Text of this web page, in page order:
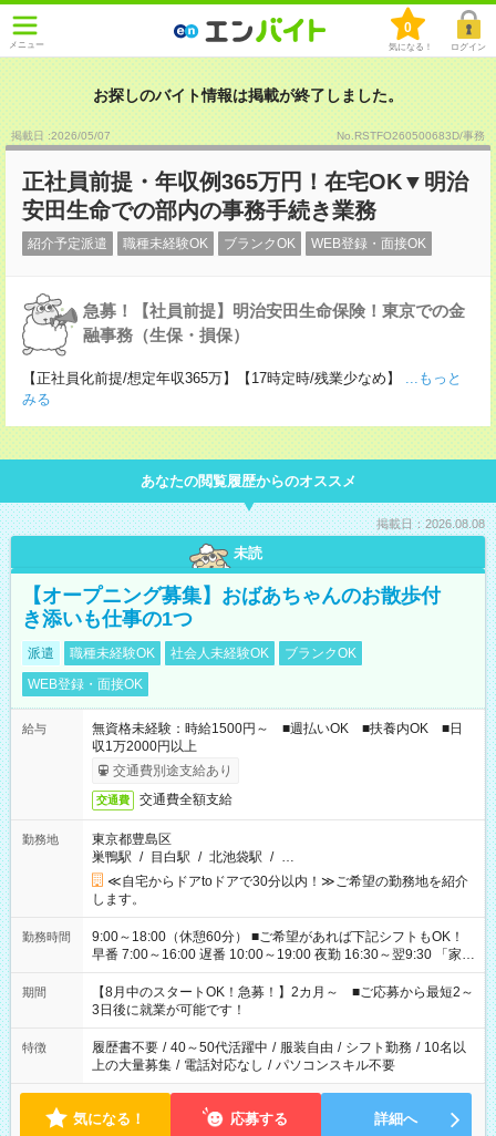
メニュー
0
気になる！ ログイン
お探しのバイト情報は掲載が終了しました。
掲載日 :2026/05/07 No.RSTFO260500683D/事務
正社員前提・年収例365万円！在宅OK▼明治
安田生命での部内の事務手続き業務
紹介予定派遣 職種未経験OK ブランクOK WEB登録・面接OK
急募！【社員前提】明治安田生命保険！東京での金
融事務（生保・損保）
【正社員化前提/想定年収365万】【17時定時/残業少なめ】
...もっと
みる
あなたの閲覧履歴からのオススメ
掲載日：2026.08.08
未読
【オープニング募集】おばあちゃんのお散歩付
き添いも仕事の1つ
派遣 職種未経験OK 社会人未経験OK
ブランクOK
WEB登録・面接OK
給与
無資格未経験：時給1500円～ ■週払いOK ■扶養内OK ■日
収1万2000円以上
交通費別途支給あり
交通費 交通費全額支給
勤務地
東京都豊島区
巣鴨駅 / 目白駅 / 北池袋駅 / …
≪自宅からドアtoドアで30分以内！≫ご希望の勤務地を紹介
します。
勤務時間
9:00～18:00（休憩60分） ■ご希望があれば下記シフトもOK！
早番 7:00～16:00 遅番 10:00～19:00 夜勤 16:30～翌9:30 「家族
と休みを合わせたい」 「余裕を持って夕飯の準備がしたい」
「できれば残業はしたくない」 など、ご希望を教えてください
ね。 ※Wワーク希望の方へ 今ご覧のお仕事で希望する勤務時間
と、もう1つのお仕事の勤務時間。 合計で週40時間を超える場
合は応募できません。
期間
【8月中のスタートOK！急募！】2カ月～ ■ご応募から最短2～
3日後に就業が可能です！
特徴 履歴書不要 / 40～50代活躍中 / 服装自由 / シフト勤務 / 10名以
上の大量募集 / 電話対応なし / パソコンスキル不要
気になる！ 応募する 詳細へ